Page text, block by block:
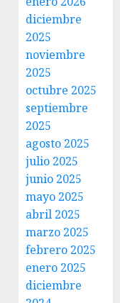
diciembre
2025
noviembre
2025
octubre 2025
septiembre
2025
agosto 2025
julio 2025
junio 2025
mayo 2025
abril 2025
marzo 2025
febrero 2025
enero 2025
diciembre